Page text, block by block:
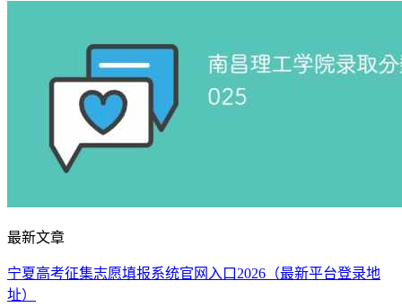
最新文章
宁夏高考征集志愿填报系统官网入口2026（最新平台登录地
址）